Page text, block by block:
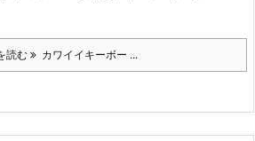
読む カワイイキーボー ...